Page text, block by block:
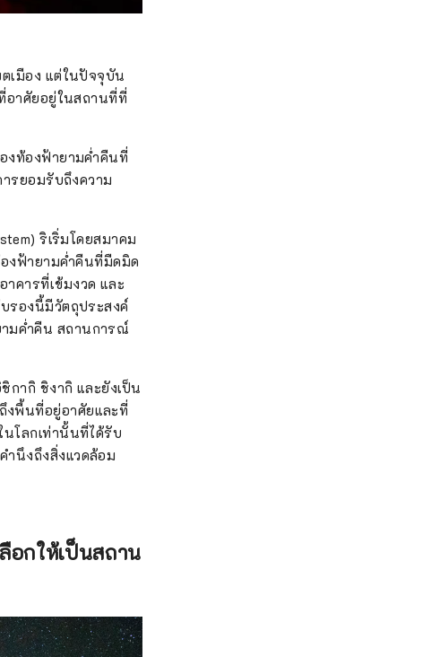
เมือง แต่ในปัจจุบัน
อาศัยอยู่ในสถานที่ที่
งท้องฟ้ายามค่ำคืนที่
รยอมรับถึงความ
ริเริ่มโดยสมาคม
งฟ้ายามค่ำคืนที่มืดมิด
คารที่เข้มงวด และ
รองนี้มีวัตถุประสงค์
ามค่ำคืน สถานการณ์
กากิ ชิงากิ และยังเป็น
งพื้นที่อยู่อาศัยและที่
โลกเท่านั้นที่ได้รับ
ำนึงถึงสิ่งแวดล้อม
อกให้เป็นสถาน